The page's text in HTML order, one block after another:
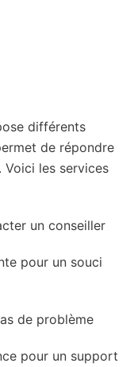
différents
de répondre
les services
un conseiller
pour un souci
de problème
pour un support